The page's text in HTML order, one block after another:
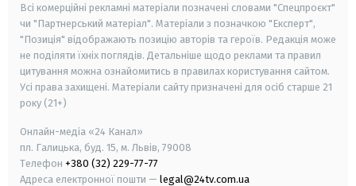
Всі комерційні рекламні матеріали позначені словами "Спецпроєкт"
чи "Партнерський матеріал". Матеріали з позначкою "Експерт",
"Позиція" відображають позицію авторів та героїв. Редакція може
не поділяти їхніх поглядів. Детальніше щодо реклами та правил
цитування можна ознайомитись в правилах користування сайтом.
Усі права захищені. Матеріали сайту призначені для осіб старше 21
року (21+)
Онлайн-медіа «24 Канал»
пл. Галицька, буд. 15, м. Львів, 79008
Телефон +380 (32) 229-77-77
Адреса електронної пошти — legal@24tv.com.ua